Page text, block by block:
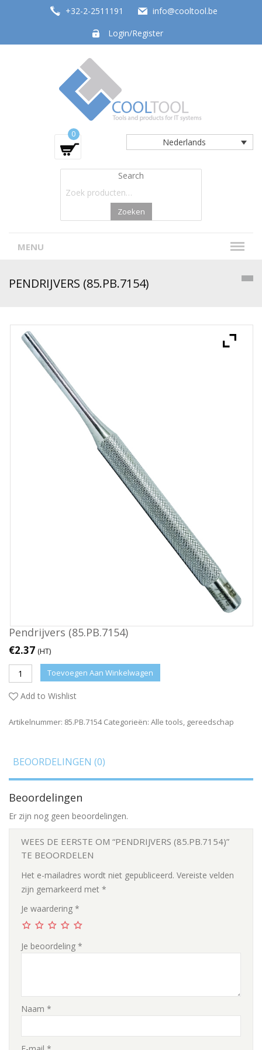
+32-2-2511191
info@cooltool.be
Login/Register
Tools and products for office systems
Nederlands
0
Search
Zoeken
MENU
PENDRIJVERS (85.PB.7154)
Pendrijvers (85.PB.7154)
€2.37 (HT)
Toevoegen Aan Winkelwagen
Add to Wishlist
Artikelnummer: 85.PB.7154 Categorieën: Alle tools, gereedschap
BEOORDELINGEN (0)
Beoordelingen
Er zijn nog geen beoordelingen.
WEES DE EERSTE OM “PENDRIJVERS (85.PB.7154)”
TE BEOORDELEN
Het e-mailadres wordt niet gepubliceerd. Vereiste velden
zijn gemarkeerd met *
Je waardering *
Je beoordeling *
Naam *